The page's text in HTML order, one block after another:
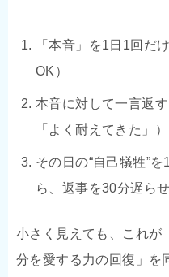
「本音」を1日1回だ
OK）
本音に対して一言返
「よく耐えてきた」）
その日の“自己犠牲”
ら、返事を30分遅ら
小さく見えても、これが
分を愛する力の回復」を